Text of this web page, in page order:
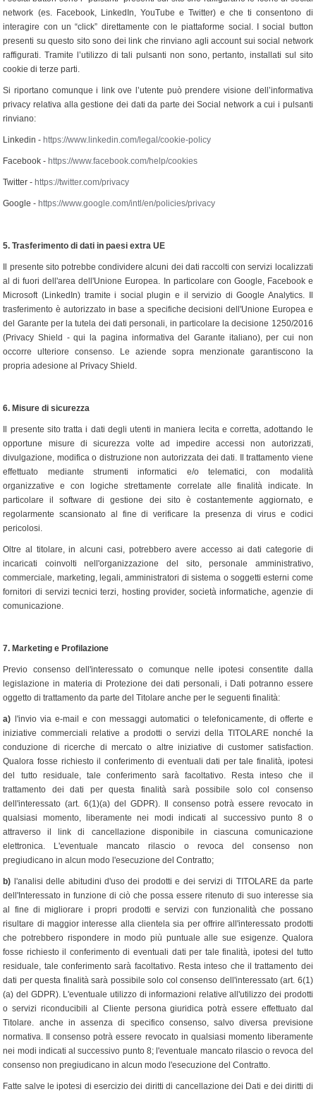
network (es. Facebook, LinkedIn, YouTube e Twitter) e che ti consentono di
interagire con un “click” direttamente con le piattaforme social. I social button
presenti su questo sito sono dei link che rinviano agli account sui social network
raffigurati. Tramite l’utilizzo di tali pulsanti non sono, pertanto, installati sul sito
cookie di terze parti.
Si riportano comunque i link ove l’utente può prendere visione dell’informativa
privacy relativa alla gestione dei dati da parte dei Social network a cui i pulsanti
rinviano:
Linkedin - https://www.linkedin.com/legal/cookie-policy
Facebook - https://www.facebook.com/help/cookies
Twitter - https://twitter.com/privacy
Google - https://www.google.com/intl/en/policies/privacy
5.Trasferimento di dati in paesi extra UE
Il presente sito potrebbe condividere alcuni dei dati raccolti con servizi localizzati
al di fuori dell'area dell'Unione Europea. In particolare con Google, Facebook e
Microsoft (LinkedIn) tramite i social plugin e il servizio di Google Analytics. Il
trasferimento è autorizzato in base a specifiche decisioni dell'Unione Europea e
del Garante per la tutela dei dati personali, in particolare la decisione 1250/2016
(Privacy Shield - qui la pagina informativa del Garante italiano), per cui non
occorre ulteriore consenso. Le aziende sopra menzionate garantiscono la
propria adesione al Privacy Shield.
6. Misure di sicurezza
Il presente sito tratta i dati degli utenti in maniera lecita e corretta, adottando le
opportune misure di sicurezza volte ad impedire accessi non autorizzati,
divulgazione, modifica o distruzione non autorizzata dei dati. Il trattamento viene
effettuato mediante strumenti informatici e/o telematici, con modalità
organizzative e con logiche strettamente correlate alle finalità indicate. In
particolare il software di gestione dei sito è costantemente aggiornato, e
regolarmente scansionato al fine di verificare la presenza di virus e codici
pericolosi.
Oltre al titolare, in alcuni casi, potrebbero avere accesso ai dati categorie di
incaricati coinvolti nell'organizzazione del sito, personale amministrativo,
commerciale, marketing, legali, amministratori di sistema o soggetti esterni come
fornitori di servizi tecnici terzi, hosting provider, società informatiche, agenzie di
comunicazione.
7. Marketing e Profilazione
Previo consenso dell'interessato o comunque nelle ipotesi consentite dalla
legislazione in materia di Protezione dei dati personali, i Dati potranno essere
oggetto di trattamento da parte del Titolare anche per le seguenti finalità:
a) l'invio via e-mail e con messaggi automatici o telefonicamente, di offerte e
iniziative commerciali relative a prodotti o servizi della TITOLARE nonché la
conduzione di ricerche di mercato o altre iniziative di customer satisfaction.
Qualora fosse richiesto il conferimento di eventuali dati per tale finalità, ipotesi
del tutto residuale, tale conferimento sarà facoltativo. Resta inteso che il
trattamento dei dati per questa finalità sarà possibile solo col consenso
dell'interessato (art. 6(1)(a) del GDPR). Il consenso potrà essere revocato in
qualsiasi momento, liberamente nei modi indicati al successivo punto 8 o
attraverso il link di cancellazione disponibile in ciascuna comunicazione
elettronica. L'eventuale mancato rilascio o revoca del consenso non
pregiudicano in alcun modo l'esecuzione del Contratto;
b) l'analisi delle abitudini d'uso dei prodotti e dei servizi di TITOLARE da parte
dell'Interessato in funzione di ciò che possa essere ritenuto di suo interesse sia
al fine di migliorare i propri prodotti e servizi con funzionalità che possano
risultare di maggior interesse alla clientela sia per offrire all'interessato prodotti
che potrebbero rispondere in modo più puntuale alle sue esigenze. Qualora
fosse richiesto il conferimento di eventuali dati per tale finalità, ipotesi del tutto
residuale, tale conferimento sarà facoltativo. Resta inteso che il trattamento dei
dati per questa finalità sarà possibile solo col consenso dell'interessato (art. 6(1)
(a) del GDPR). L'eventuale utilizzo di informazioni relative all'utilizzo dei prodotti
o servizi riconducibili al Cliente persona giuridica potrà essere effettuato dal
Titolare. anche in assenza di specifico consenso, salvo diversa previsione
normativa. Il consenso potrà essere revocato in qualsiasi momento liberamente
nei modi indicati al successivo punto 8; l'eventuale mancato rilascio o revoca del
consenso non pregiudicano in alcun modo l'esecuzione del Contratto.
Fatte salve le ipotesi di esercizio dei diritti di cancellazione dei Dati e dei diritti di